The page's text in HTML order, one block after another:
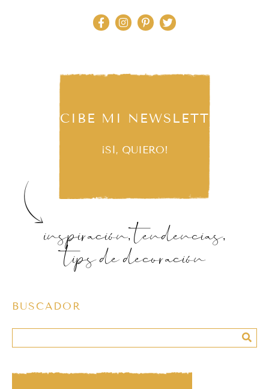
RECIBE MI NEWSLETTER
¡SÍ, QUIERO!
inspiración, tendencias,
tips de decoración
BUSCADOR